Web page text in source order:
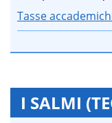
Tasse
I SALMI